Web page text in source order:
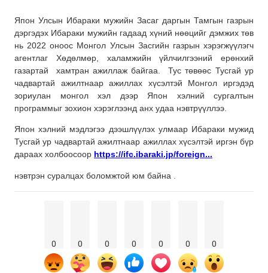
Япон Улсын Ибараки мужийн Засаг даргын Тамгын газрын
дэргэдэх Ибараки мужийн гадаад хүний нөөцийг дэмжих төв
нь 2022 оноос Монгол Улсын Засгийн газрын хэрэгжүүлэгч
агентлаг Хөдөлмөр, халамжийн үйлчилгээний ерөнхий
газартай хамтран ажиллаж байгаа. Тус төвөөс Тусгай ур
чадвартай ажилтнаар ажиллах хүсэлтэй Монгол иргэдэд
зориулан монгол хэл дээр Япон хэлний сургалтын
программыг зохион хэрэглээнд анх удаа нэвтрүүллээ.
Япон хэлний мэдлэгээ дээшлүүлэх улмаар Ибараки мужид
Тусгай ур чадвартай ажилтнаар ажиллах хүсэлтэй иргэн бүр
дараах холбоосоор https://ifc.ibaraki.jp/foreign...
нэвтрэн суралцах боломжтой юм байна .
0 0 0 0 0 0 0